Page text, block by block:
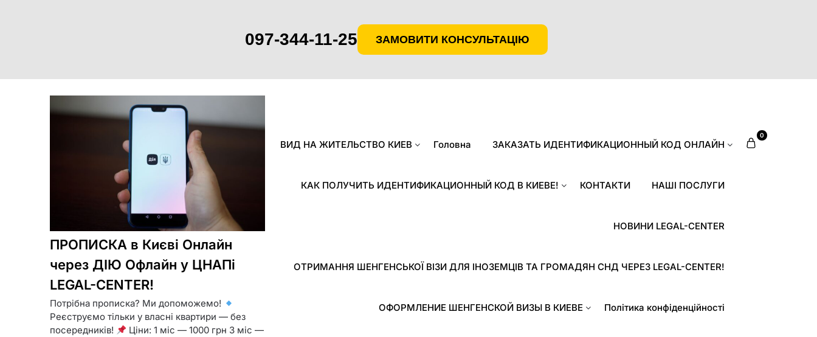
ПРОПИСКА в Києві Онлайн
через ДІЮ Офлайн у ЦНАПі
LEGAL-CENTER!
Потрібна прописка? Ми допоможемо!
Реєструємо тільки у власні квартири — без
посередників!
Ціни: 1 міс — 1000 грн 3 міс —
ВИД НА ЖИТЕЛЬСТВО КИЕВ Головна ЗАКАЗАТЬ ИДЕНТИФИКАЦИОННЫЙ КОД ОНЛАЙН
КАК ПОЛУЧИТЬ ИДЕНТИФИКАЦИОННЫЙ КОД В КИЕВЕ! КОНТАКТИ НАШІ ПОСЛУГИ
НОВИНИ LEGAL-CENTER
ОТРИМАННЯ ШЕНГЕНСЬКОЇ ВІЗИ ДЛЯ ІНОЗЕМЦІВ ТА ГРОМАДЯН СНД ЧЕРЕЗ LEGAL-CENTER!
ОФОРМЛЕНИЕ ШЕНГЕНСКОЙ ВИЗЫ В КИЕВЕ Політика конфіденційності
0
097-344-11-25 ЗАМОВИТИ КОНСУЛЬТАЦІЮ